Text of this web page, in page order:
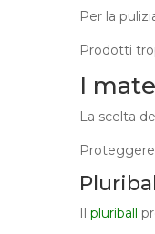
Per la
Prodotti
I
La scelta
pluriball